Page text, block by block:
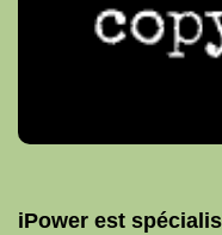
iPower est